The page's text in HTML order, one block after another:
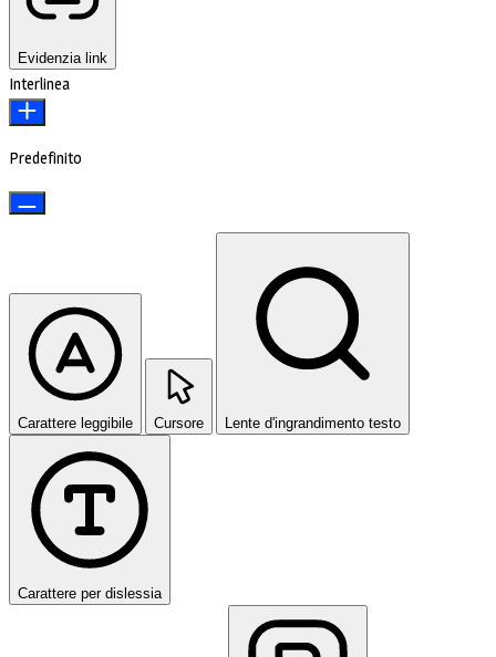
Evidenzia link
Interlinea
Predefinito
Carattere leggibile Cursore Lente d'ingrandimento testo
Carattere per dislessia